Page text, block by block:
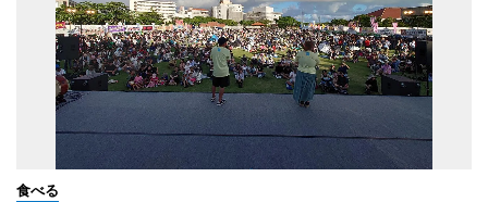
食べる